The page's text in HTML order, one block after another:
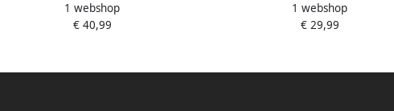
1 webshop
€ 40,99
1 webshop
€ 29,99